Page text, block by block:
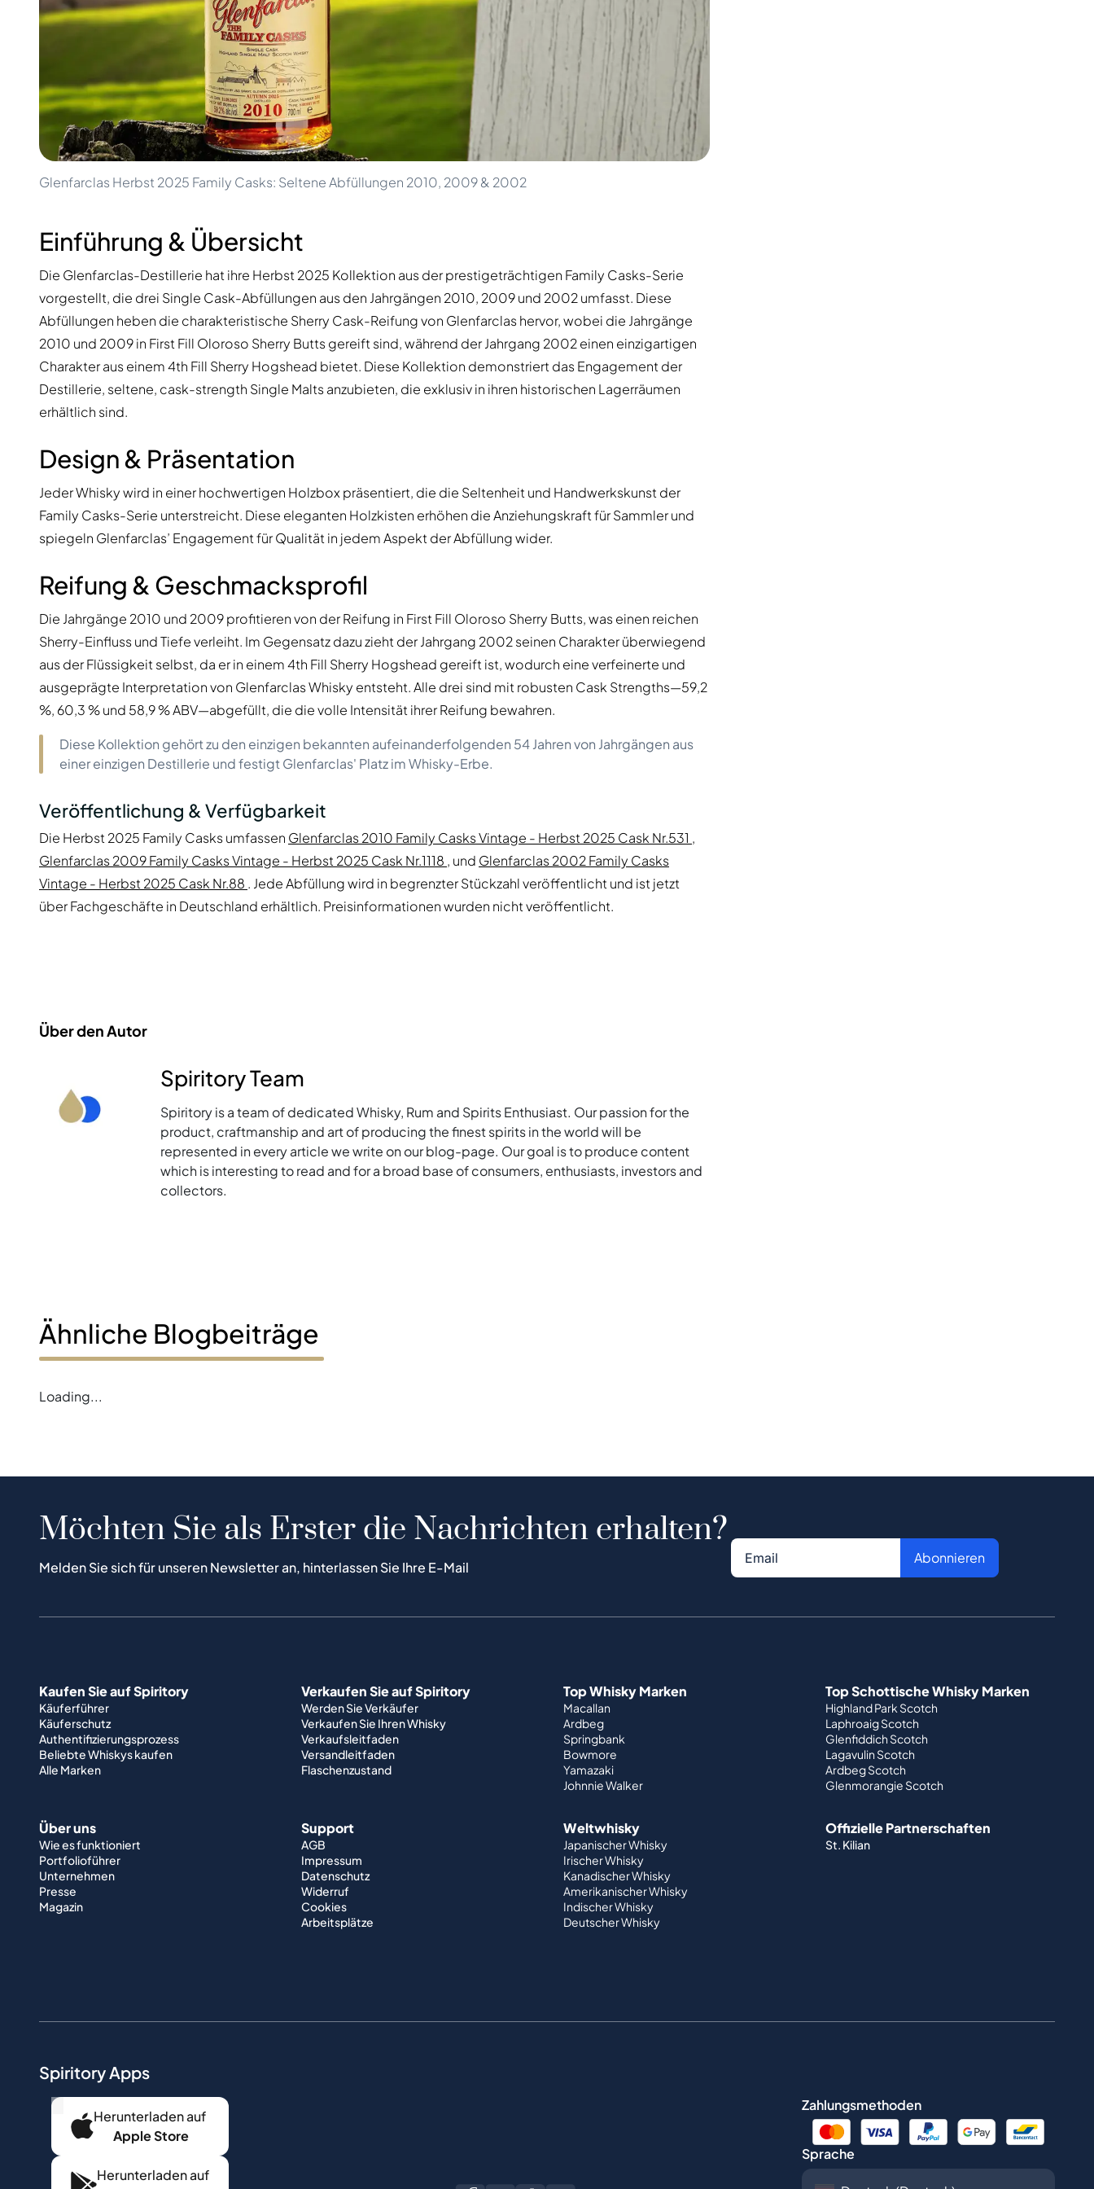
200-500€
Kommende Veröffentlichungen
Kundenfavoriten
Rar & Sammlerstück
Limitierte Auflagen
Geschlossene Brennerei
Süßer Whisky
Diplomatico
Don Julio
Gin Mare
Mangabeiras
Hennessy
Martell
Monkey 47
Remy Martin
Ron Zacapa
Glenfarclas Herbst 2025 Family Casks: Seltene Abfüllungen 2010, 2009 & 2002
Einführung & Übersicht
Die Glenfarclas-Destillerie hat ihre Herbst 2025 Kollektion aus der prestigeträchtigen Family Casks-Serie
vorgestellt, die drei Single Cask-Abfüllungen aus den Jahrgängen 2010, 2009 und 2002 umfasst. Diese
Abfüllungen heben die charakteristische Sherry Cask-Reifung von Glenfarclas hervor, wobei die Jahrgänge
2010 und 2009 in First Fill Oloroso Sherry Butts gereift sind, während der Jahrgang 2002 einen einzigartigen
Charakter aus einem 4th Fill Sherry Hogshead bietet. Diese Kollektion demonstriert das Engagement der
Destillerie, seltene, cask-strength Single Malts anzubieten, die exklusiv in ihren historischen Lagerräumen
erhältlich sind.
Design & Präsentation
Jeder Whisky wird in einer hochwertigen Holzbox präsentiert, die die Seltenheit und Handwerkskunst der
Family Casks-Serie unterstreicht. Diese eleganten Holzkisten erhöhen die Anziehungskraft für Sammler und
spiegeln Glenfarclas’ Engagement für Qualität in jedem Aspekt der Abfüllung wider.
Reifung & Geschmacksprofil
Die Jahrgänge 2010 und 2009 profitieren von der Reifung in First Fill Oloroso Sherry Butts, was einen reichen
Sherry-Einfluss und Tiefe verleiht. Im Gegensatz dazu zieht der Jahrgang 2002 seinen Charakter überwiegend
aus der Flüssigkeit selbst, da er in einem 4th Fill Sherry Hogshead gereift ist, wodurch eine verfeinerte und
ausgeprägte Interpretation von Glenfarclas Whisky entsteht. Alle drei sind mit robusten Cask Strengths—59,2
%, 60,3 % und 58,9 % ABV—abgefüllt, die die volle Intensität ihrer Reifung bewahren.
Diese Kollektion gehört zu den einzigen bekannten aufeinanderfolgenden 54 Jahren von Jahrgängen aus
einer einzigen Destillerie und festigt Glenfarclas' Platz im Whisky-Erbe.
Veröffentlichung & Verfügbarkeit
Die Herbst 2025 Family Casks umfassen Glenfarclas 2010 Family Casks Vintage - Herbst 2025 Cask Nr.531 ,
Glenfarclas 2009 Family Casks Vintage - Herbst 2025 Cask Nr.1118 , und Glenfarclas 2002 Family Casks
Vintage - Herbst 2025 Cask Nr.88 . Jede Abfüllung wird in begrenzter Stückzahl veröffentlicht und ist jetzt
über Fachgeschäfte in Deutschland erhältlich. Preisinformationen wurden nicht veröffentlicht.
Über den Autor
Spiritory Team
Spiritory is a team of dedicated Whisky, Rum and Spirits Enthusiast. Our passion for the
product, craftmanship and art of producing the finest spirits in the world will be
represented in every article we write on our blog-page. Our goal is to produce content
which is interesting to read and for a broad base of consumers, enthusiasts, investors and
collectors.
Ähnliche Blogbeiträge
Loading...
Möchten Sie als Erster die Nachrichten erhalten?
Melden Sie sich für unseren Newsletter an, hinterlassen Sie Ihre E-Mail
Abonnieren
Kaufen Sie auf Spiritory
Käuferführer
Käuferschutz
Authentifizierungsprozess
Beliebte Whiskys kaufen
Alle Marken
Verkaufen Sie auf Spiritory
Werden Sie Verkäufer
Verkaufen Sie Ihren Whisky
Verkaufsleitfaden
Versandleitfaden
Flaschenzustand
Top Whisky Marken
Macallan
Ardbeg
Springbank
Bowmore
Yamazaki
Johnnie Walker
Top Schottische Whisky Marken
Highland Park Scotch
Laphroaig Scotch
Glenfiddich Scotch
Lagavulin Scotch
Ardbeg Scotch
Glenmorangie Scotch
Über uns
Wie es funktioniert
Portfolioführer
Unternehmen
Presse
Magazin
Support
AGB
Impressum
Datenschutz
Widerruf
Cookies
Arbeitsplätze
Weltwhisky
Japanischer Whisky
Irischer Whisky
Kanadischer Whisky
Amerikanischer Whisky
Indischer Whisky
Deutscher Whisky
Offizielle Partnerschaften
St. Kilian
Spiritory Apps
Herunterladen auf
Apple Store
Herunterladen auf
Zahlungsmethoden
Sprache